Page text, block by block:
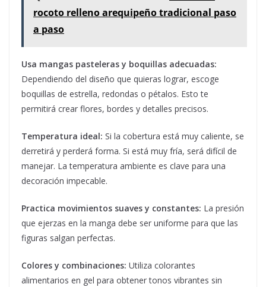
rocoto relleno arequipeño tradicional paso
a paso
Usa mangas pasteleras y boquillas adecuadas:
Dependiendo del diseño que quieras lograr, escoge
boquillas de estrella, redondas o pétalos. Esto te
permitirá crear flores, bordes y detalles precisos.
Temperatura ideal: Si la cobertura está muy caliente, se
derretirá y perderá forma. Si está muy fría, será difícil de
manejar. La temperatura ambiente es clave para una
decoración impecable.
Practica movimientos suaves y constantes: La presión
que ejerzas en la manga debe ser uniforme para que las
figuras salgan perfectas.
Colores y combinaciones: Utiliza colorantes
alimentarios en gel para obtener tonos vibrantes sin